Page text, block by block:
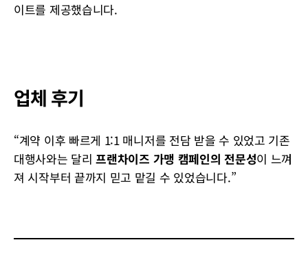
이트를 제공했습니다.
업체 후기
“계약 이후 빠르게 1:1 매니저를 전담 받을 수 있었고 기존
대행사와는 달리프랜차이즈 가맹 캠페인의 전문성이 느껴
져 시작부터 끝까지 믿고 맡길 수 있었습니다.”